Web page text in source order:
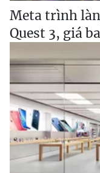
Meta trình
Quest 3, giá